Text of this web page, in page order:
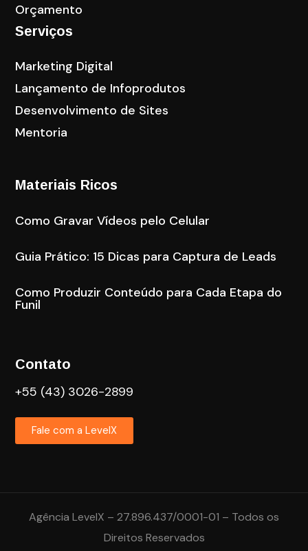
Orçamento
Serviços
Marketing Digital
Lançamento de Infoprodutos
Desenvolvimento de Sites
Mentoria
Materiais Ricos
Como Gravar Vídeos pelo Celular
Guia Prático: 15 Dicas para Captura de Leads
Como Produzir Conteúdo para Cada Etapa do
Funil
Contato
+55 (43) 3026-2899
Fale com a LevelX
Agência LevelX – 27.896.437/0001-01 – Todos os
Direitos Reservados